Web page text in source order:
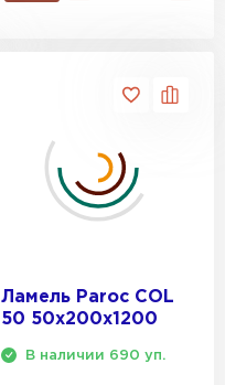
Ламель Paroc COL
50 50х200х1200
В наличии 690 уп.